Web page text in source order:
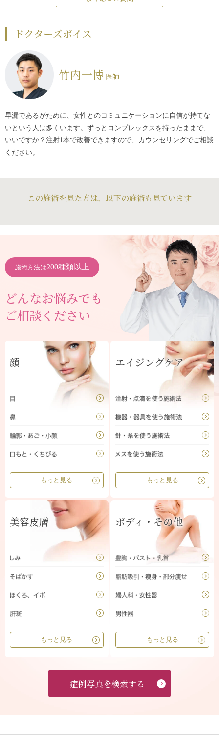
ドクターズボイス
竹内一博 医師
早漏であるがために、女性とのコミュニケーションに自信が持てな
いという人は多くいます。ずっとコンプレックスを持ったままで、
いいですか？注射1本で改善できますので、カウンセリングでご相談
ください。
この施術を見た方は、以下の施術も見ています
施術方法は200種類以上
どんなお悩みでも
ご相談ください
顔
もっと見る
エイジングケア
もっと見る
美容皮膚
もっと見る
ボディ・その他
もっと見る
症例写真を検索する